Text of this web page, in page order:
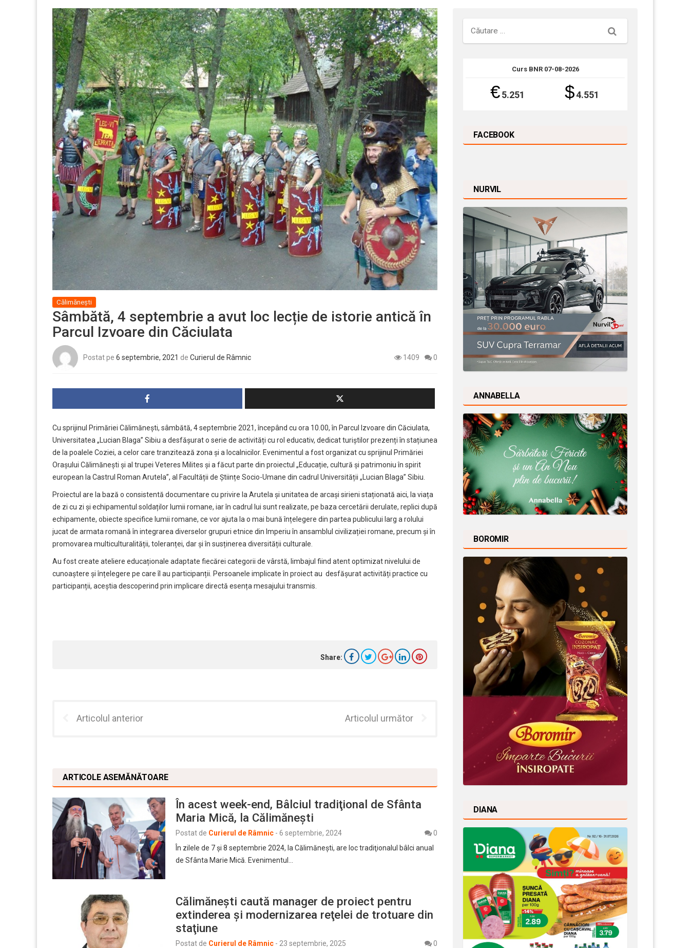
Călimănești
Sâmbătă, 4 septembrie a avut loc lecție de istorie antică în
Parcul Izvoare din Căciulata
Postat pe 6 septembrie, 2021 de Curierul de Râmnic 1409 0
Cu sprijinul Primăriei Călimănești, sâmbătă, 4 septembrie 2021, începând cu ora 10.00, în Parcul Izvoare din Căciulata,
Universitatea „Lucian Blaga” Sibiu a desfășurat o serie de activități cu rol educativ, dedicat turiștilor prezenți în stațiunea
de la poalele Coziei, a celor care tranzitează zona și a localnicilor. Evenimentul a fost organizat cu sprijinul Primăriei
Orașului Călimănești și al trupei Veteres Milites și a făcut parte din proiectul „Educație, cultură și patrimoniu în spirit
european la Castrul Roman Arutela”, al Facultății de Științe Socio-Umane din cadrul Universității „Lucian Blaga” Sibiu.
Proiectul are la bază o consistentă documentare cu privire la Arutela și unitatea de arcași sirieni staționată aici, la viața
de zi cu zi și echipamentul soldaților lumii romane, iar în cadrul lui sunt realizate, pe baza cercetării derulate, replici după
echipamente, obiecte specifice lumii romane, ce vor ajuta la o mai bună înțelegere din partea publicului larg a rolului
jucat de armata romană în integrarea diverselor grupuri etnice din Imperiu în ansamblul civilizației romane, precum și în
promovarea multiculturalității, toleranței, dar și în susținerea diversității culturale.
Au fost create ateliere educaționale adaptate fiecărei categorii de vârstă, limbajul fiind atent optimizat nivelului de
cunoaștere și înțelegere pe care îl au participanții. Persoanele implicate în proiect au desfășurat activități practice cu
participanții, aceștia descoperind prin implicare directă esența mesajului transmis.
Share:
Articolul anterior Articolul următor
ARTICOLE ASEMĂNĂTOARE
În acest week-end, Bâlciul tradiţional de Sfânta
Maria Mică, la Călimăneşti
Postat de Curierul de Râmnic - 6 septembrie, 2024
0
În zilele de 7 şi 8 septembrie 2024, la Călimăneşti, are loc tradiţionalul bâlci anual
de Sfânta Marie Mică. Evenimentul…
Călimăneşti caută manager de proiect pentru
extinderea şi modernizarea reţelei de trotuare din
staţiune
Postat de Curierul de Râmnic - 23 septembrie, 2025
0
Căutare
Curs BNR 07-08-2026
€ 5.251 $4.551
FACEBOOK
NURVIL
ANNABELLA
BOROMIR
DIANA